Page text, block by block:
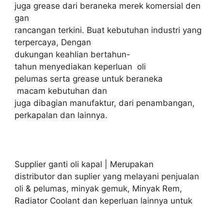
juga grease dari beraneka merek komersial den
gan
rancangan terkini. Buat kebutuhan industri yang
terpercaya, Dengan
dukungan keahlian bertahun-
tahun menyediakan keperluan oli
pelumas serta grease untuk beraneka
macam kebutuhan dan
juga dibagian manufaktur, dari penambangan,
perkapalan dan lainnya.
Supplier ganti oli kapal | Merupakan
distributor dan suplier yang melayani penjualan
oli & pelumas, minyak gemuk, Minyak Rem,
Radiator Coolant dan keperluan lainnya untuk